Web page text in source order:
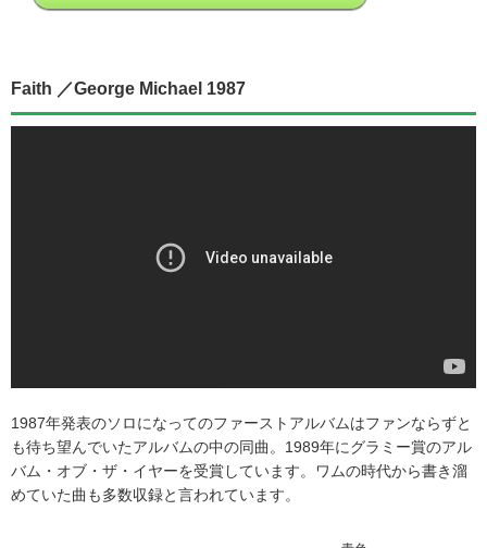
Faith ／George Michael 1987
1987年発表のソロになってのファーストアルバムはファンならずと
も待ち望んでいたアルバムの中の同曲。1989年にグラミー賞のアル
バム・オブ・ザ・イヤーを受賞しています。ワムの時代から書き溜
めていた曲も多数収録と言われています。